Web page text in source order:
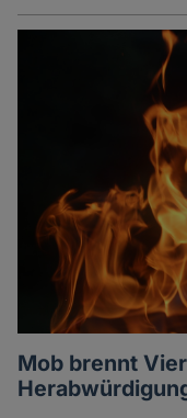
Mob brennt